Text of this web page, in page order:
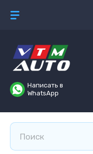
Написать в
WhatsApp